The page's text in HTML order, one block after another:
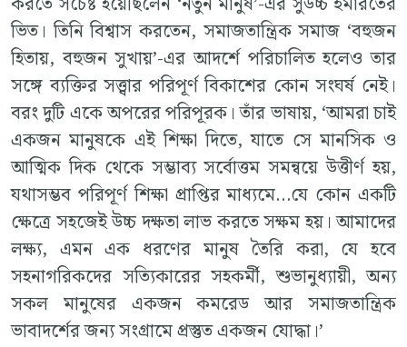
ভিত। তিনি বিশ্বাস করতেন, সমাজতান্ত্রিক সমাজ ‘বহুজন
হিতায়, বহুজন সুখায়’-এর আদর্শে পরিচালিত হলেও তার
সঙ্গে ব্যক্তির সত্ত্বার পরিপূর্ণ বিকাশের কোন সংঘর্ষ নেই।
বরং দুটি একে অপরের পরিপূরক। তাঁর ভাষায়, ‘আমরা চাই
একজন মানুষকে এই শিক্ষা দিতে, যাতে সে মানসিক ও
আত্মিক দিক থেকে সম্ভাব্য সর্বোত্তম সমন্বয়ে উত্তীর্ণ হয়,
যথাসম্ভব পরিপূর্ণ শিক্ষা প্রাপ্তির মাধ্যমে…যে কোন একটি
ক্ষেত্রে সহজেই উচ্চ দক্ষতা লাভ করতে সক্ষম হয়। আমাদের
লক্ষ্য, এমন এক ধরণের মানুষ তৈরি করা, যে হবে
সহনাগরিকদের সত্যিকারের সহকর্মী, শুভানুধ্যায়ী, অন্য
সকল মানুষের একজন কমরেড আর সমাজতান্ত্রিক
ভাবাদর্শের জন্য সংগ্রামে প্রস্তুত একজন যোদ্ধা।’